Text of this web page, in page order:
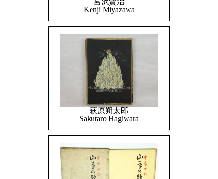
Kenji Miyazawa
萩原朔太郎
Sakutaro Hagiwara